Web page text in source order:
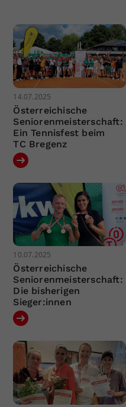
14.07.2025
Österreichische
Seniorenmeisterschaft:
Ein Tennisfest beim
TC Bregenz
10.07.2025
Österreichische
Seniorenmeisterschaft:
Die bisherigen
Sieger:innen